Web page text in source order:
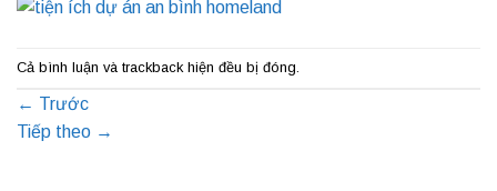
Cả bình luận và trackback hiện đều bị đóng.
← Trước
Tiếp theo →